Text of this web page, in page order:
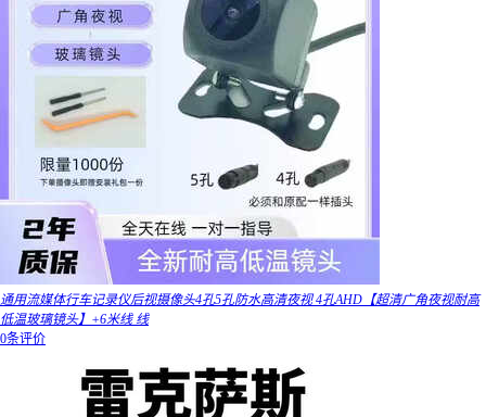
通用流媒体行车记录仪后视摄像头4孔5孔防水高清夜视 4孔AHD【超清广角夜视耐高
低温玻璃镜头】+6米线 线
0条评价